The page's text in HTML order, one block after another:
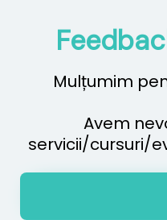
Mulțumim
Avem
servicii/cursuri/